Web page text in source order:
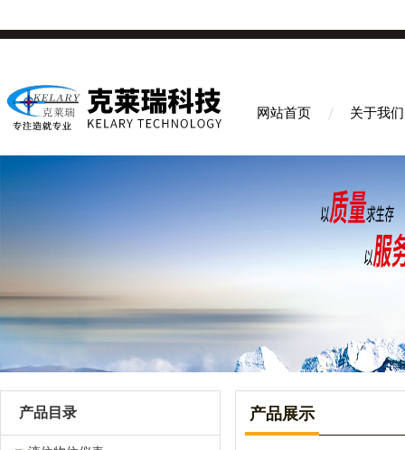
网站首页 关于我们
产品目录 产品展示